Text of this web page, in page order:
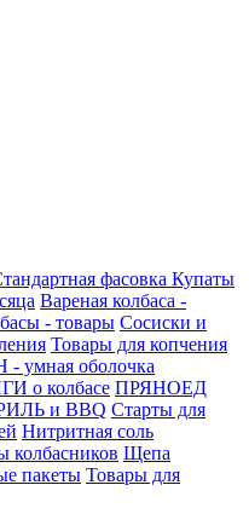
фасовка Купаты
Вареная колбаса -
- товары Сосиски и
Товары для копчения
умная оболочка
о колбасе ПРЯНОЕД
и BBQ Старты для
Нитритная соль
колбасников Щепа
пакеты Товары для